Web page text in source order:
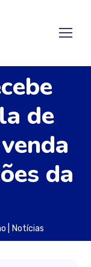
de
da
Notícias